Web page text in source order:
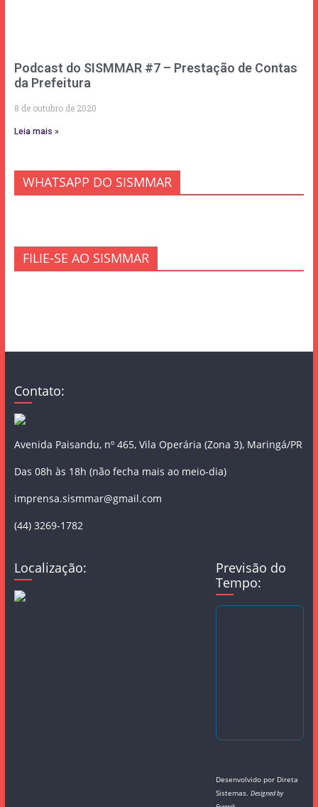
Podcast do SISMMAR #7 – Prestação de Contas
da Prefeitura
8 de outubro de 2020
Leia mais »
WHATSAPP DO SISMMAR
FILIE-SE AO SISMMAR
Contato:
Avenida Paisandu, nº 465, Vila Operária (Zona 3), Maringá/PR
Das 08h às 18h (não fecha mais ao meio-dia)
imprensa.sismmar@gmail.com
(44) 3269-1782
Localização:
Previsão do
Tempo:
Desenvolvido por Direta
Sistemas.Designed by